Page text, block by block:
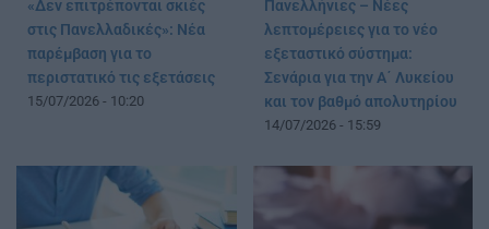
«Δεν επιτρέπονται σκιές
στις Πανελλαδικές»: Νέα
παρέμβαση για το
περιστατικό τις εξετάσεις
15/07/2026 - 10:20
Πανελλήνιες – Νέες
λεπτομέρειες για το νέο
εξεταστικό σύστημα:
Σενάρια για την Α΄ Λυκείου
και τον βαθμό απολυτηρίου
14/07/2026 - 15:59